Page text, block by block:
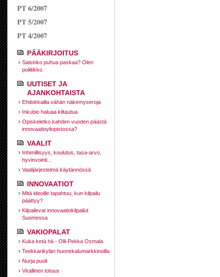
PT 6/2007
PT 5/2007
PT 4/2007
PÄÄKIRJOITUS
Saisinko puhua paskaa? Olen
poliitikko.
UUTISET JA
AJANKOHTAISTA
Ehdokkailla vähän näkemyseroja
Inkubio haluaa kiltautua
Opiskeletko kahden vuoden päästä
innovaatioyliopistossa?
VAALIT
Inhimillisyys, koulutus, tasa-arvo,
hyvinvointi...
Vaalijärjestelmä käytännössä
INNOVAATIOT
Mitä ideoille tapahtuu, kun kilpailu
päättyy?
Kilpailevat innovaatiokilpailut
Suomessa
VAKIOPALAT
Kuka ketä hä - Olli-Pekka Osmala
Teekkarikylän huonekalumarkkinoilla
Nurja puoli
Virallinen totuus